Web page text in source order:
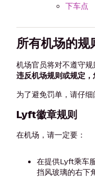
下车点
所有机场的规
机场官员将对不遵守规
违反机场规则或规定，
为了避免罚单，请仔细
Lyft徽章规则
在机场，请一定要：
在提供Lyft乘车
挡风玻璃的右下